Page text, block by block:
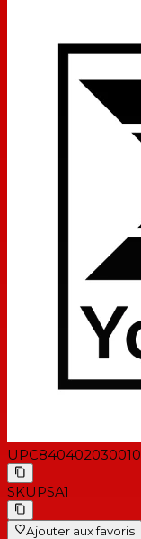
UPC840402030010
SKUPSA1
Ajouter aux favoris